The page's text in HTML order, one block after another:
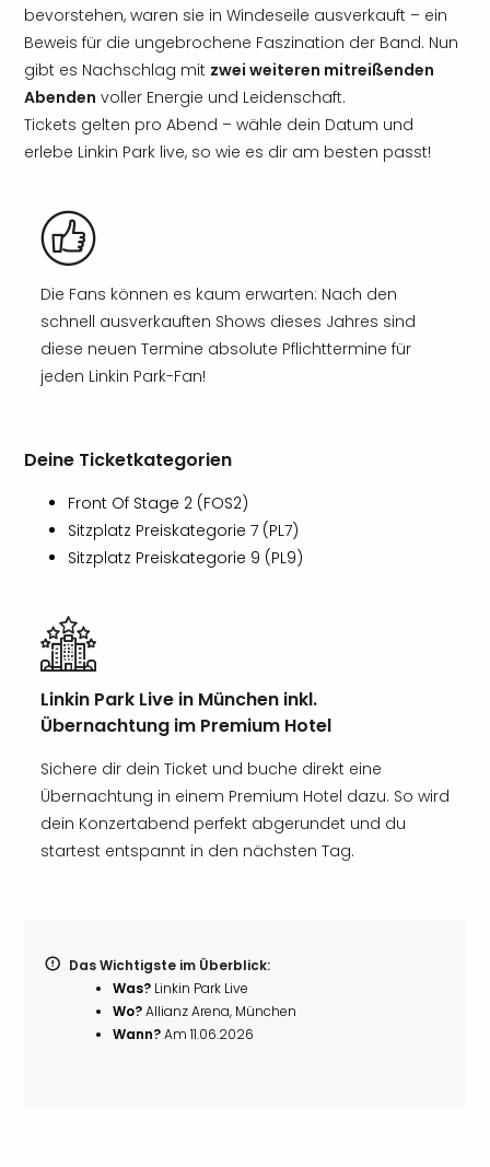
bevorstehen, waren sie in Windeseile ausverkauft – ein
Beweis für die ungebrochene Faszination der Band. Nun
gibt es Nachschlag mit zwei weiteren mitreißenden
Abenden voller Energie und Leidenschaft.
Tickets gelten pro Abend – wähle dein Datum und
erlebe Linkin Park live, so wie es dir am besten passt!
Die Fans können es kaum erwarten: Nach den
schnell ausverkauften Shows dieses Jahres sind
diese neuen Termine absolute Pflichttermine für
jeden Linkin Park-Fan!
Deine Ticketkategorien
Front Of Stage 2 (FOS2)
Sitzplatz Preiskategorie 7 (PL7)
Sitzplatz Preiskategorie 9 (PL9)
Linkin Park Live in München inkl.
Übernachtung im Premium Hotel
Sichere dir dein Ticket und buche direkt eine
Übernachtung in einem Premium Hotel dazu. So wird
dein Konzertabend perfekt abgerundet und du
startest entspannt in den nächsten Tag.
Das Wichtigste im Überblick:
Was? Linkin Park Live
Wo?Allianz Arena, München
Wann?Am 11.06.2026